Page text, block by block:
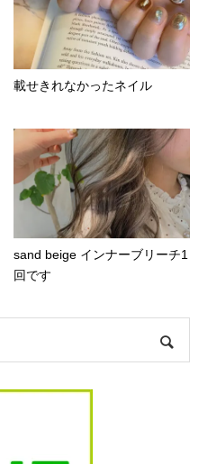
載せきれなかったネイル
sand beige インナーブリーチ1
回です